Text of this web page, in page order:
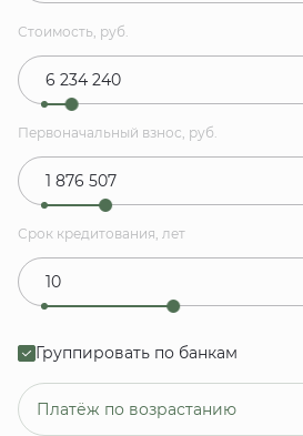
Стоимость, руб.
Первоначальный взнос, руб.
Срок кредитования, лет
Группировать по банкам
Платёж по возрастанию